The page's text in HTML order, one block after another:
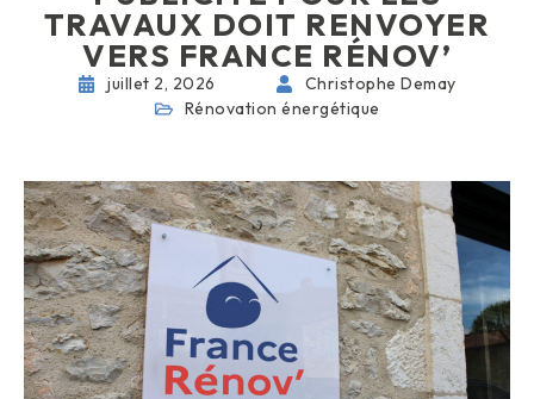
TRAVAUX DOIT RENVOYER
VERS FRANCE RÉNOV’
juillet 2, 2026
Christophe Demay
Rénovation énergétique